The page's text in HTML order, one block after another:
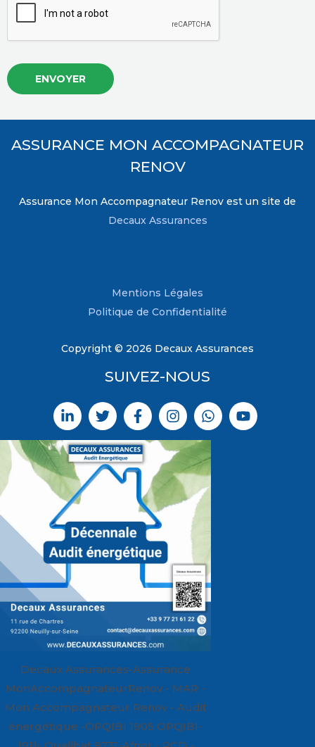
ENVOYER
ASSURANCE MON ACCOMPAGNATEUR
RENOV
Assurance Mon Accompagnateur Renov est un site de
Decaux Assurances
Mentions Légales
Politique de Confidentialité
Copyright © 2026 Decaux Assurances
SUIVEZ-NOUS
Decaux Assurances-Assurance
MonAccompagnateurRenov - MAR -
Mon Accompagnateur Renov - Audit
énergétique -OPQIBI 1905 OPQIBI-